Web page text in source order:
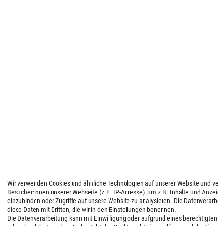
Wir verwenden Cookies und ähnliche Technologien auf unserer Website und
Besucher:innen unserer Webseite (z.B. IP-Adresse), um z.B. Inhalte und
einzubinden oder Zugriffe auf unsere Website zu analysieren. Die
diese Daten mit Dritten, die wir in den Einstellungen benennen.
Die Datenverarbeitung kann mit Einwilligung oder aufgrund eines